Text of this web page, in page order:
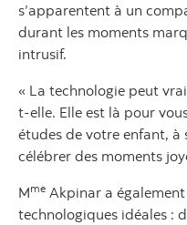
s’apparentent à un
durant les moments
intrusif.
« La technologie peut
t-elle. Elle est là pour
études de votre enfant, à
célébrer des moments
Mme Akpinar a
technologiques idéales :